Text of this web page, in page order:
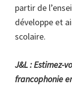
partir de
développe et
scolaire.
J&L : Estimez-
francophonie